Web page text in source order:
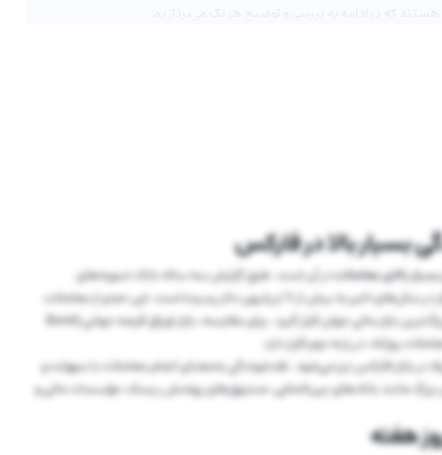
هستند که در ادامه به بررسی و توضیح هر یک می‌پردازیم.
بسیار بالا در فارکس
بالای معاملاتدر آن است. طبق گزارش سه ساله بانک تسویه‌های
بین‌المللی (BIS)، حجم معاملات روزانه این بازار در سال‌های اخیر به بیش از 7 تریلیون دلار رسیده است. این حجم از معاملات
باعث شده فارکس در رتبه اولِ پرحجم‌ترین و بزرگ‌ترین بازار مالی جهان قرار گیرد. برای مقایسه، بازار اوراق قرضه جهانی (Bond
در بازار فارکس نیز می‌شود. نقدشوندگی به‌معنای انجام معاملات با سهولت و
بزرگ مانند بانک‌های بین‌المللی، صندوق‌های پوشش ریسک، مؤسسات مالی و